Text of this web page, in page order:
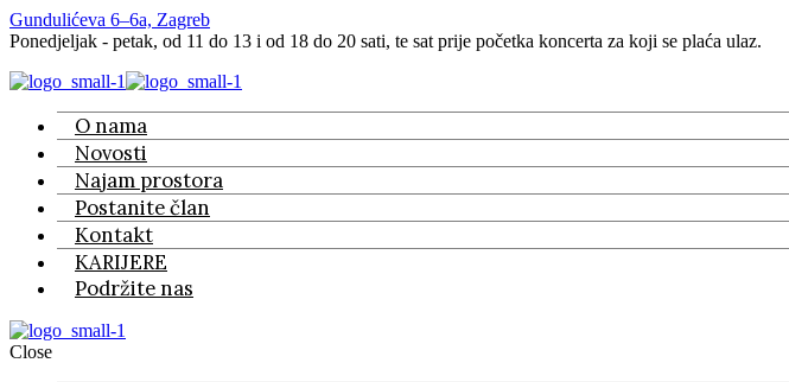
Gundulićeva 6–6a, Zagreb
Ponedjeljak - petak, od 11 do 13 i od 18 do 20 sati, te sat prije početka koncerta za koji se plaća ulaz.
O nama
Novosti
Najam prostora
Postanite član
Kontakt
KARIJERE
Podržite nas
Close